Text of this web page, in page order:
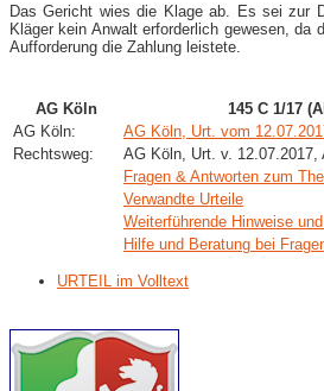
Das Gericht wies die Klage ab. Es sei zur
Kläger kein Anwalt erforderlich gewesen, da
Aufforderung die Zahlung leistete.
AG Köln
145 C 1/17
AG Köln:
AG Köln, Urt. vom
Rechtsweg:
AG Köln, Urt. v. 12.07.2017,
Fragen & Antworten zum
Verwandte Urteile
Weiterführende Hinweise
Hilfe und Beratung bei
URTEIL im Volltext